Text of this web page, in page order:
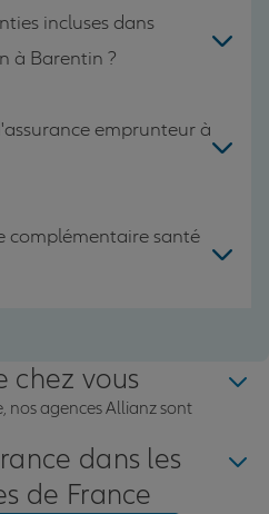
incluses dans
à Barentin ?
emprunteur à
complémentaire santé
chez vous
nos agences Allianz sont
dans les
de France